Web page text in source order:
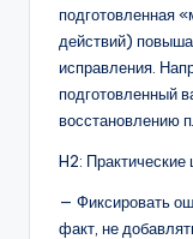
подготовленная
действий)
исправления.
подготовленный
восстановлению
H2: Практические
— Фиксировать
факт, не